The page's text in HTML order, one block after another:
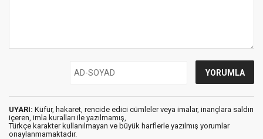
UYARI: Küfür, hakaret, rencide edici cümleler veya imalar, inançlara saldırı
içeren, imla kuralları ile yazılmamış,
Türkçe karakter kullanılmayan ve büyük harflerle yazılmış yorumlar
onaylanmamaktadır.